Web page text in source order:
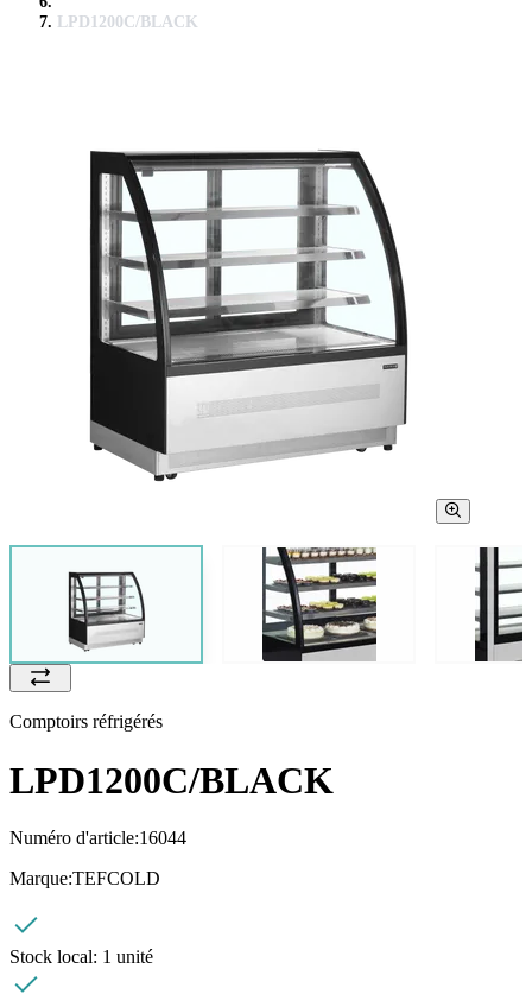
LPD1200C/BLACK
Comptoirs réfrigérés
LPD1200C/BLACK
Numéro d'article:16044
Marque:TEFCOLD
Stock local: 1 unité